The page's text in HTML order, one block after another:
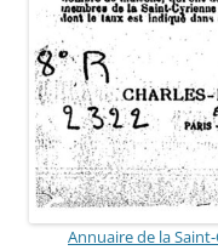
Annuaire de la